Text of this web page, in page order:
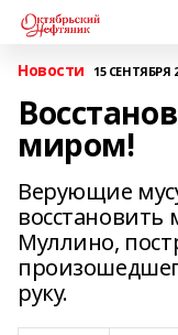
Новости 15 СЕНТЯБРЯ
миром!
Верующие
восстановить
Муллино,
руку.